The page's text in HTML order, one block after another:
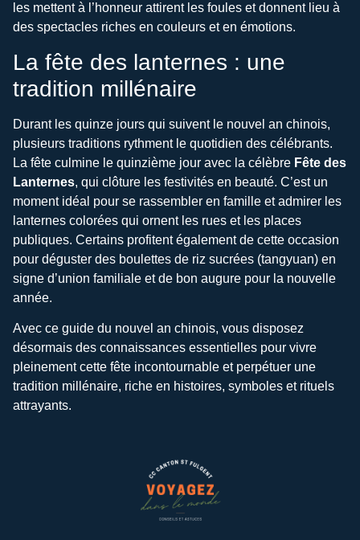
les mettent à l’honneur attirent les foules et donnent lieu à
des spectacles riches en couleurs et en émotions.
La fête des lanternes : une
tradition millénaire
Durant les quinze jours qui suivent le nouvel an chinois,
plusieurs traditions rythment le quotidien des célébrants.
La fête culmine le quinzième jour avec la célèbre Fête des
Lanternes, qui clôture les festivités en beauté. C’est un
moment idéal pour se rassembler en famille et admirer les
lanternes colorées qui ornent les rues et les places
publiques. Certains profitent également de cette occasion
pour déguster des boulettes de riz sucrées (tangyuan) en
signe d’union familiale et de bon augure pour la nouvelle
année.
Avec ce guide du nouvel an chinois, vous disposez
désormais des connaissances essentielles pour vivre
pleinement cette fête incontournable et perpétuer une
tradition millénaire, riche en histoires, symboles et rituels
attrayants.